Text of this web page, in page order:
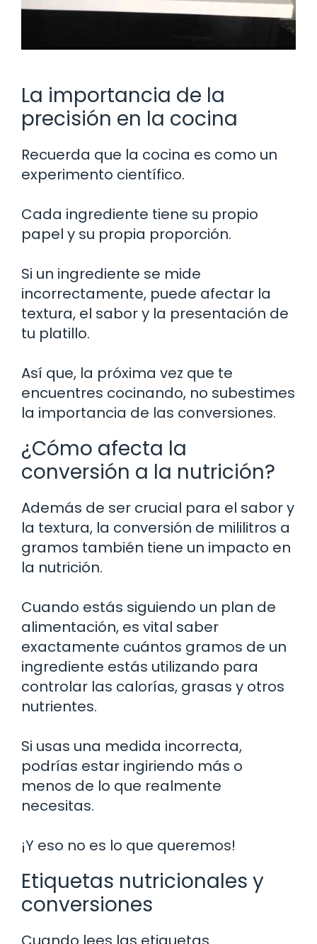
La importancia de la
precisión en la cocina
Recuerda que la cocina es como un
experimento científico.
Cada ingrediente tiene su propio
papel y su propia proporción.
Si un ingrediente se mide
incorrectamente, puede afectar la
textura, el sabor y la presentación de
tu platillo.
Así que, la próxima vez que te
encuentres cocinando, no subestimes
la importancia de las conversiones.
¿Cómo afecta la
conversión a la nutrición?
Además de ser crucial para el sabor y
la textura, la conversión de mililitros a
gramos también tiene un impacto en
la nutrición.
Cuando estás siguiendo un plan de
alimentación, es vital saber
exactamente cuántos gramos de un
ingrediente estás utilizando para
controlar las calorías, grasas y otros
nutrientes.
Si usas una medida incorrecta,
podrías estar ingiriendo más o
menos de lo que realmente
necesitas.
¡Y eso no es lo que queremos!
Etiquetas nutricionales y
conversiones